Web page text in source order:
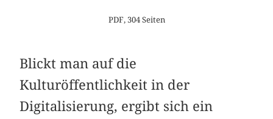
PDF, 304 Seiten
Blickt man auf die
Kulturöffentlichkeit in der
Digitalisierung, ergibt sich ein